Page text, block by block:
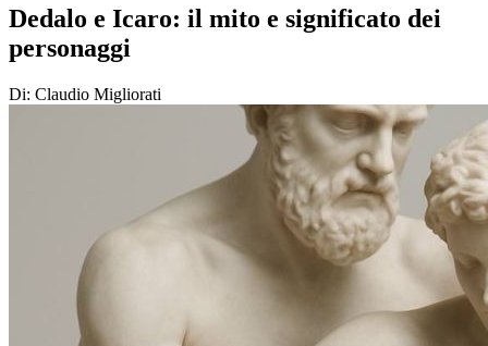
Dedalo e Icaro: il mito e significato dei
personaggi
Di: Claudio Migliorati